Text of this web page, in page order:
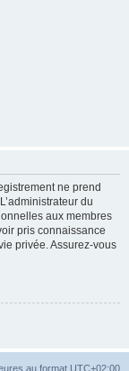
ne prend
du
aux membres
pris connaissance
privée. Assurez-vous
au format UTC+02:00